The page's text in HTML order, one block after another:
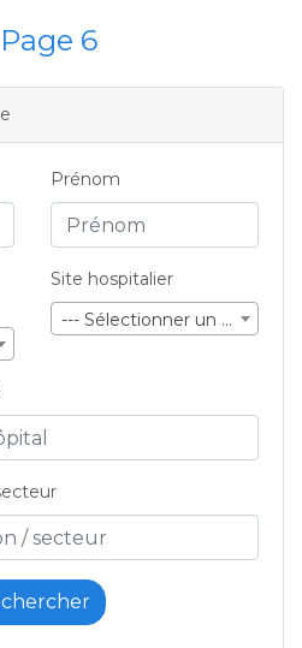
6
Prénom
Site hospitalier
--- Sélectionner un site ---